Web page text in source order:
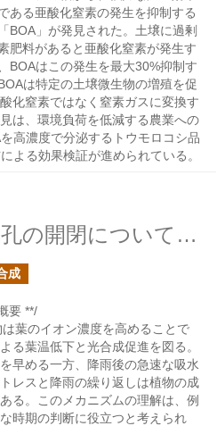
ある亜酸化窒素の発生を抑制する
BOA」が発見された。土壌に過剰
肥料があると亜酸化窒素が発生す
BOAはこの発生を最大30%抑制す
は特定の土壌微生物の増殖を促
化窒素ではなく窒素ガスに変換す
は、環境負荷を低減する農業への
高濃度で分泌するトウモロコシ品
よる効果検証が進められている。
高温ストレスと気孔の開閉についてを考える
成
要 **/
葉のイオン濃度を高めることで
る葉温低下と光合成促進を図る。
早める一方、降雨後の急速な吸水
レスと降雨の繰り返しは植物の成
る。このメカニズムの理解は、例
時期の判断に役立つと考えられ